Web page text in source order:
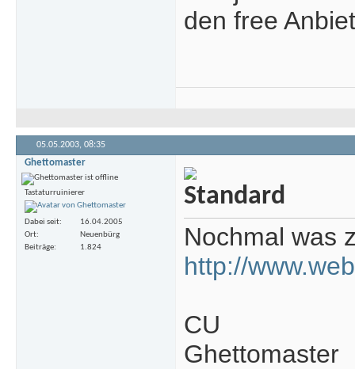
den free
05.05.2003, 08:35
Ghettomaster
Tastaturruinierer
Dabei seit
16.04.2005
Ort
Neuenbürg
Beiträge
1.824
Nochmal was
http://
CU
Ghettomaster